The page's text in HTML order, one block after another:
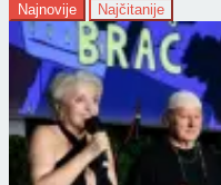
Najnovije
Najčitanije